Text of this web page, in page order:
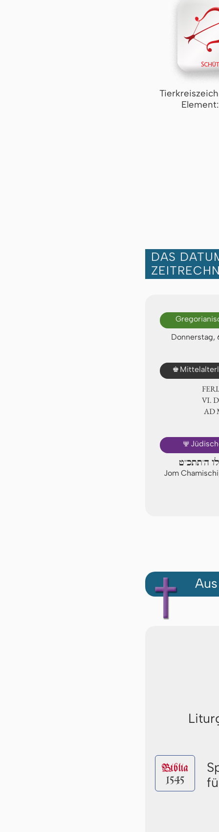
DAS
Donnerstag,
♚
Ⅵ.
🕎
ה'תתכ"ט
Jom
Biblia
1545